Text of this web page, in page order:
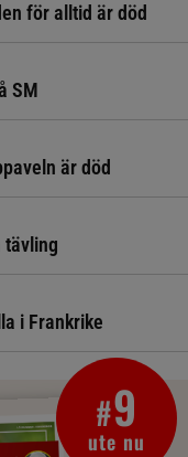
för alltid är död
SM
är död
tävling
i Frankrike
#9
ute nu